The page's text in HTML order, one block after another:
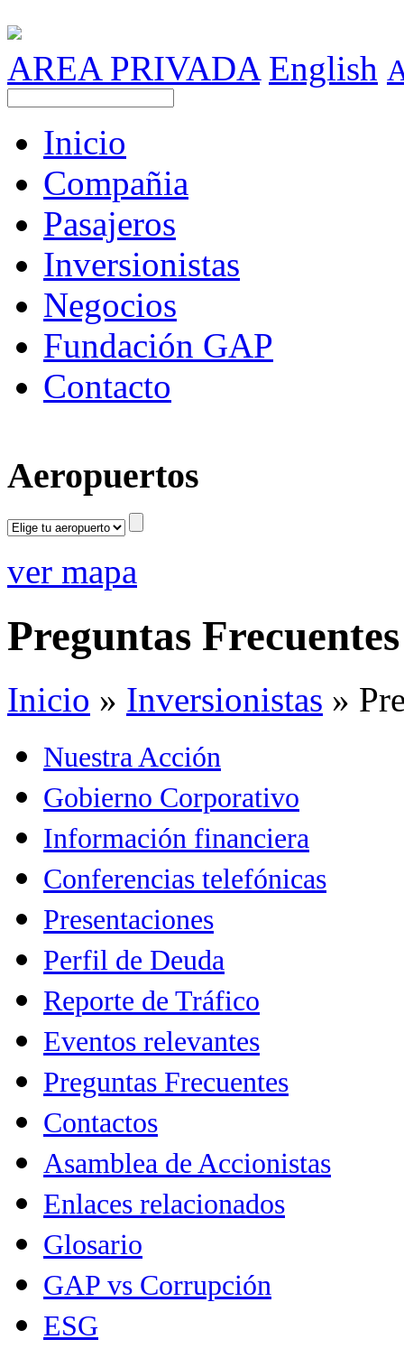
AREA PRIVADA English
Inicio
Compañia
Pasajeros
Inversionistas
Negocios
Fundación GAP
Contacto
Aeropuertos
ver mapa
Preguntas Frecuentes
Inicio » Inversionistas »
Nuestra Acción
Gobierno Corporativo
Información financiera
Conferencias telefónicas
Presentaciones
Perfil de Deuda
Reporte de Tráfico
Eventos relevantes
Preguntas Frecuentes
Contactos
Asamblea de Accionistas
Enlaces relacionados
Glosario
GAP vs Corrupción
ESG